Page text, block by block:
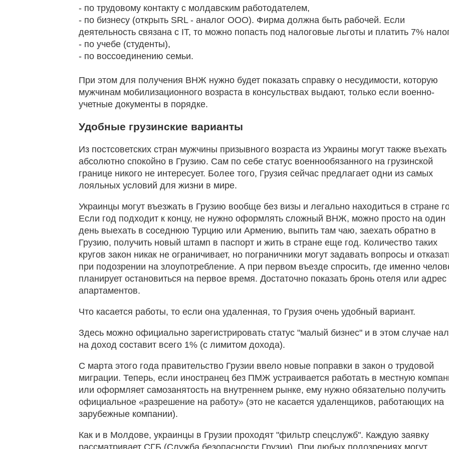
- по трудовому контакту с молдавским работодателем,
- по бизнесу (открыть SRL - аналог ООО). Фирма должна быть рабочей. Если
деятельность связана с IT, то можно попасть под налоговые льготы и платить 7%
- по учебе (студенты),
- по воссоединению семьи.
При этом для получения ВНЖ нужно будет показать справку о несудимости, которую
мужчинам мобилизационного возраста в консульствах выдают, только если военно-
учетные документы в порядке.
Удобные грузинские варианты
Из постсоветских стран мужчины призывного возраста из Украины могут также въехать
абсолютно спокойно в Грузию. Сам по себе статус военнообязанного на грузинской
границе никого не интересует. Более того, Грузия сейчас предлагает одни из самых
лояльных условий для жизни в мире.
Украинцы могут въезжать в Грузию вообще без визы и легально находиться в стране
Если год подходит к концу, не нужно оформлять сложный ВНЖ, можно просто на один
день выехать в соседнюю Турцию или Армению, выпить там чаю, заехать обратно в
Грузию, получить новый штамп в паспорт и жить в стране еще год. Количество таких
кругов закон никак не ограничивает, но пограничники могут задавать вопросы и
при подозрении на злоупотребление. А при первом въезде спросить, где именно
планирует остановиться на первое время. Достаточно показать бронь отеля или адрес
апартаментов.
Что касается работы, то если она удаленная, то Грузия очень удобный вариант.
Здесь можно официально зарегистрировать статус "малый бизнес" и в этом случае
на доход составит всего 1% (с лимитом дохода).
С марта этого года правительство Грузии ввело новые поправки в закон о трудовой
миграции. Теперь, если иностранец без ПМЖ устраивается работать в местную
или оформляет самозанятость на внутреннем рынке, ему нужно обязательно получить
официальное «разрешение на работу» (это не касается удаленщиков, работающих на
зарубежные компании).
Как и в Молдове, украинцы в Грузии проходят "фильтр спецслужб". Каждую заявку